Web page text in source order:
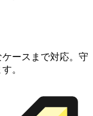
ースまで対応。守
。